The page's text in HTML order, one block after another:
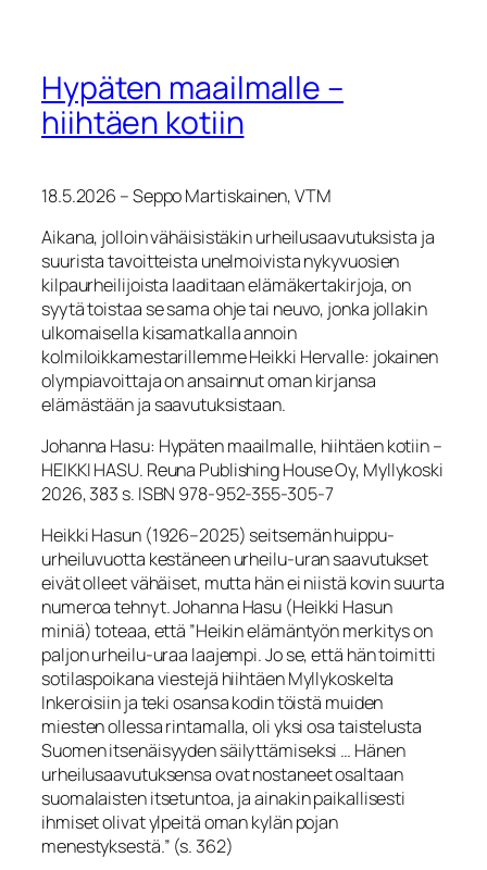
Hypäten maailmalle –
hiihtäen kotiin
18.5.2026 – Seppo Martiskainen, VTM
Aikana, jolloin vähäisistäkin urheilusaavutuksista ja
suurista tavoitteista unelmoivista nykyvuosien
kilpaurheilijoista laaditaan elämäkertakirjoja, on
syytä toistaa se sama ohje tai neuvo, jonka jollakin
ulkomaisella kisamatkalla annoin
kolmiloikkamestarillemme Heikki Hervalle: jokainen
olympiavoittaja on ansainnut oman kirjansa
elämästään ja saavutuksistaan.
Johanna Hasu: Hypäten maailmalle, hiihtäen kotiin –
HEIKKI HASU. Reuna Publishing House Oy, Myllykoski
2026, 383 s. ISBN 978-952-355-305-7
Heikki Hasun (1926–2025) seitsemän huippu-
urheiluvuotta kestäneen urheilu-uran saavutukset
eivät olleet vähäiset, mutta hän ei niistä kovin suurta
numeroa tehnyt. Johanna Hasu (Heikki Hasun
miniä) toteaa, että ”Heikin elämäntyön merkitys on
paljon urheilu-uraa laajempi. Jo se, että hän toimitti
sotilaspoikana viestejä hiihtäen Myllykoskelta
Inkeroisiin ja teki osansa kodin töistä muiden
miesten ollessa rintamalla, oli yksi osa taistelusta
Suomen itsenäisyyden säilyttämiseksi … Hänen
urheilusaavutuksensa ovat nostaneet osaltaan
suomalaisten itsetuntoa, ja ainakin paikallisesti
ihmiset olivat ylpeitä oman kylän pojan
menestyksestä.” (s. 362)